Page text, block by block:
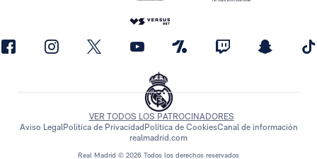
Real Madrid © 2026 Todos los derechos reservados
VER TODOS LOS PATROCINADORES
Aviso LegalPolítica de Privacidad Política de CookiesCanal de información
realmadrid.com